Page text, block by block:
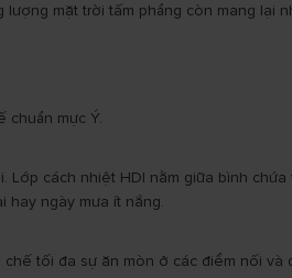
mặt trời tấm phẩng còn mang lại
mực Ý.
cách nhiệt HDI nằm giữa bình
hay ngày mưa ít nắng.
tối đa sự ăn mòn ở các điểm nối